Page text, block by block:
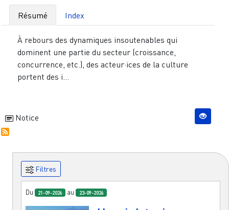
Résumé Index
À rebours des dynamiques insoutenables qui
dominent une partie du secteur (croissance,
concurrence, etc.), des acteur·ices de la culture
portent des i...
Notice
Filtres
Du 21-09-2026 au 23-09-2026